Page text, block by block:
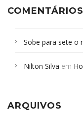
COMENTÁRIOS
Sobe para sete o
Campoformosenses
Nilton Silva em
ARQUIVOS